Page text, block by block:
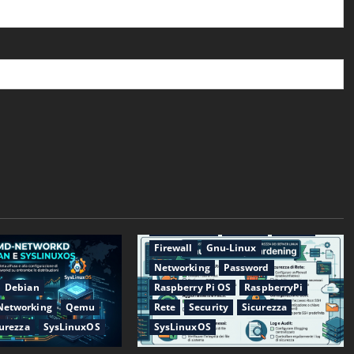
Debian
Qemu
SysLinuxOS
Firewall
Gnu-Linux
Networking
Password
Raspberry Pi OS
RaspberryPi
Rete
Security
Sicurezza
SysLinuxOS